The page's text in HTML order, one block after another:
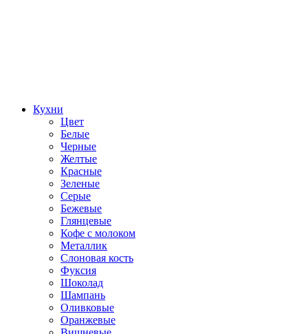
Кухни
Цвет
Белые
Черные
Желтые
Красные
Зеленые
Серые
Бежевые
Глянцевые
Кофе с молоком
Металлик
Слоновая кость
Фуксия
Шоколад
Шампань
Оливковые
Оранжевые